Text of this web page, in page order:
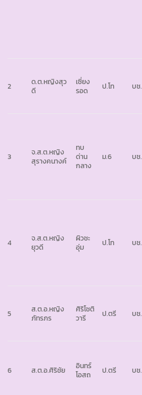
2
ด.ต.หญิงสุว
ดี
เซี่ยง
รอด
ป.โท บ
3
จ.ส.ต.หญิง
สุรางคนางค์
ทบ
ด่าน
กลาง
ม.6 บ
4
จ.ส.ต.หญิง
ยุวดี
ผิวชะ
อุ่ม
ป.โท บ
5
ส.ต.อ.หญิง
ภัทรภร
ศิริโชติ
วารี
ป.ตรี บ
6 ส.ต.อ.ศิริชัย
อินทร์
โอสถ
ป.ตรี บ